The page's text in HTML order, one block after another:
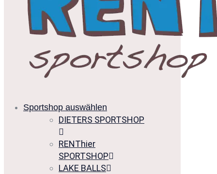
Sportshop auswählen
DIETERS SPORTSHOP
RENThier
SPORTSHOP
LAKE BALLS